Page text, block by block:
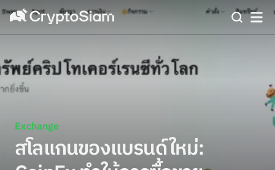
Exchange
สโลแกนของแบรนด์ใหม่: